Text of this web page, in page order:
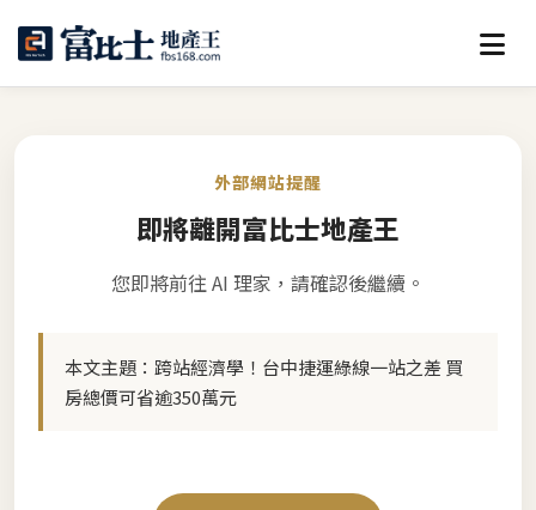
外部網站提醒
即將離開富比士地產王
您即將前往 AI 理家，請確認後繼續。
本文主題： 跨站經濟學！台中捷運綠線一站之差 買
房總價可省逾350萬元